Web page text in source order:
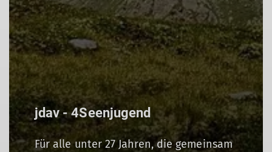
jdav - 4Seenjugend
Für alle unter 27 Jahren, die gemeinsam